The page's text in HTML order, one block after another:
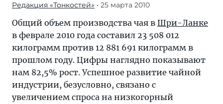
Редакция «Тонкостей» • 25 марта 2010
Общий объем производства чая в Шри-Ланке
в феврале 2010 года составил 23 508 012
килограмм против 12 881 691 килограмм в
прошлом году. Цифры наглядно показывают
нам 82,5% рост. Успешное развитие чайной
индустрии, безусловно, связано с
увеличением спроса на низкогорный